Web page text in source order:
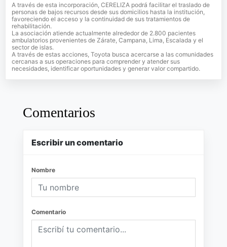
A través de esta incorporación, CERELIZA podrá facilitar el traslado de
personas de bajos recursos desde sus domicilios hasta la institución,
favoreciendo el acceso y la continuidad de sus tratamientos de
rehabilitación.
La asociación atiende actualmente alrededor de 2.800 pacientes
ambulatorios provenientes de Zárate, Campana, Lima, Escalada y el
sector de islas.
A través de estas acciones, Toyota busca acercarse a las comunidades
cercanas a sus operaciones para comprender y atender sus
necesidades, identificar oportunidades y generar valor compartido.
Comentarios
Escribir un comentario
Nombre
Comentario